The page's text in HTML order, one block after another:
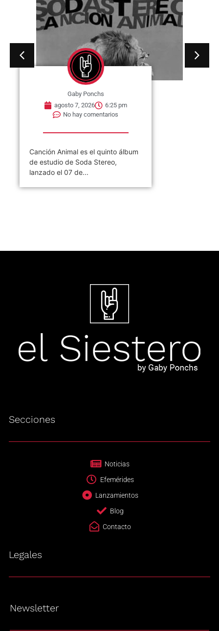
07 de agosto de 1964. Se publica
en Estados Unidos, el single «I
Wish You...
Secciones
Noticias
Efemérides
Lanzamientos
Blog
Contacto
Legales
Newsletter